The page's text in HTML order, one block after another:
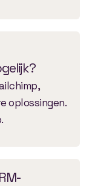
oplossingen.